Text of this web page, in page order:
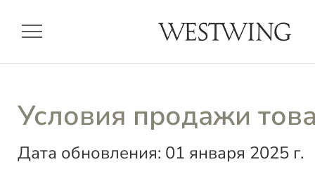
menu
Условия продажи
Дата обновления: 01 января 2025 г.